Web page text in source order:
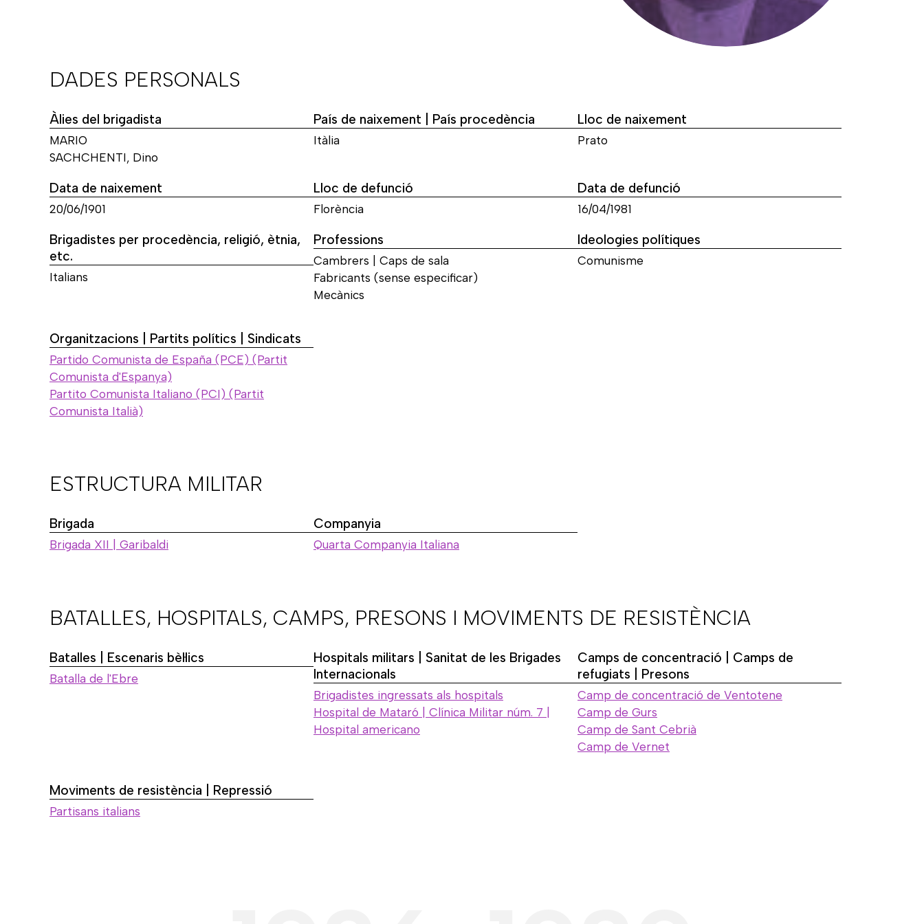
DADES PERSONALS
Àlies del brigadista
MARIO
SACHCHENTI, Dino
País de naixement | País procedència
Itàlia
Lloc de naixement
Prato
Data de naixement
20/06/1901
Lloc de defunció
Florència
Data de defunció
16/04/1981
Brigadistes per procedència, religió, ètnia,
etc.
Italians
Professions
Cambrers | Caps de sala
Fabricants (sense especificar)
Mecànics
Ideologies polítiques
Comunisme
Organitzacions | Partits polítics | Sindicats
Partido Comunista de España (PCE) (Partit
Comunista d'Espanya)
Partito Comunista Italiano (PCI) (Partit
Comunista Italià)
ESTRUCTURA MILITAR
Brigada
Brigada XII | Garibaldi
Companyia
Quarta Companyia Italiana
BATALLES, HOSPITALS, CAMPS, PRESONS I MOVIMENTS DE RESISTÈNCIA
Batalles | Escenaris bèl·lics
Batalla de l'Ebre
Hospitals militars | Sanitat de les Brigades
Internacionals
Brigadistes ingressats als hospitals
Hospital de Mataró | Clínica Militar núm. 7 |
Hospital americano
Camps de concentració | Camps de
refugiats | Presons
Camp de concentració de Ventotene
Camp de Gurs
Camp de Sant Cebrià
Camp de Vernet
Moviments de resistència | Repressió
Partisans italians